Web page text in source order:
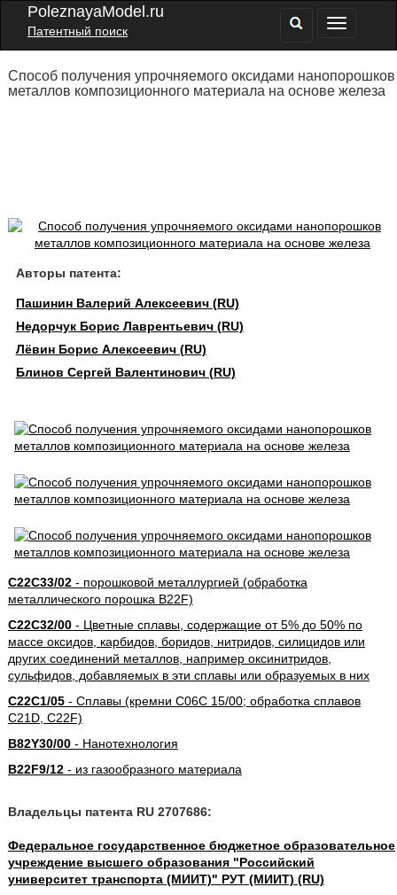
PoleznayaModel.ru
Патентный поиск
Способ получения упрочняемого оксидами нанопорошков
металлов композиционного материала на основе железа
Авторы патента:
Пашинин Валерий Алексеевич (RU)
Недорчук Борис Лаврентьевич (RU)
Лёвин Борис Алексеевич (RU)
Блинов Сергей Валентинович (RU)
C22C33/02- порошковой металлургией (обработка
металлического порошка B22F)
C22C32/00- Цветные сплавы, содержащие от 5% до 50% по
массе оксидов, карбидов, боридов, нитридов, силицидов или
других соединений металлов, например оксинитридов,
сульфидов, добавляемых в эти сплавы или образуемых в них
C22C1/05- Сплавы (кремни C06C 15/00; обработка сплавов
C21D, C22F)
B82Y30/00- Нанотехнология
B22F9/12- из газообразного материала
Владельцы патента RU 2707686:
Федеральное государственное бюджетное образовательное
учреждение высшего образования "Российский
университет транспорта (МИИТ)" РУТ (МИИТ) (RU)